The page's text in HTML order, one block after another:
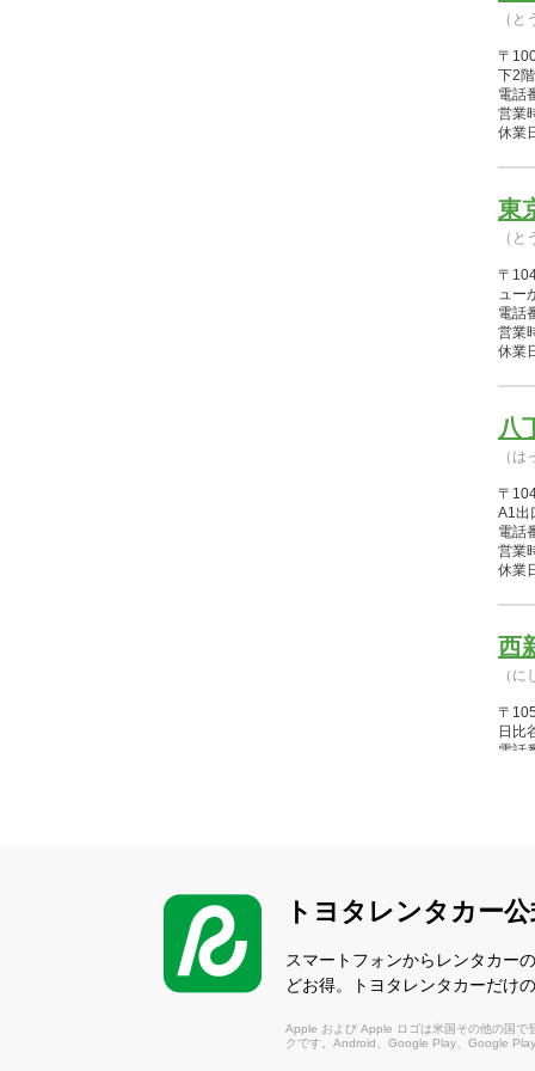
（
〒
下2
電話
営業
休業
東
（
〒
ュー
電話
営業
休業
八
（
〒
A1出
電話
営業
休業
西
（
〒
日比
電話
（
電話
営業
トヨタレンタカー
スマートフォンからレンタカー
どお得。トヨタレンタカーだけ
Apple および Apple ロゴは米国その他の国
クです。Android、Google Play、Google